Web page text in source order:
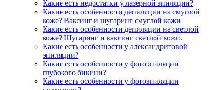
Какие есть недостатки у лазерной эпиляции?
Какие есть особенности депиляции на смуглой
коже? Ваксинг и шугаринг смуглой кожи
Какие есть особенности депиляции на светлой
коже? Шугаринг и ваксинг светлой кожи.
Какие есть особенности у александритовой
эпиляции?
Какие есть особенности у фотоэпиляции
глубокого бикини?
Какие есть особенности у фотоэпиляции